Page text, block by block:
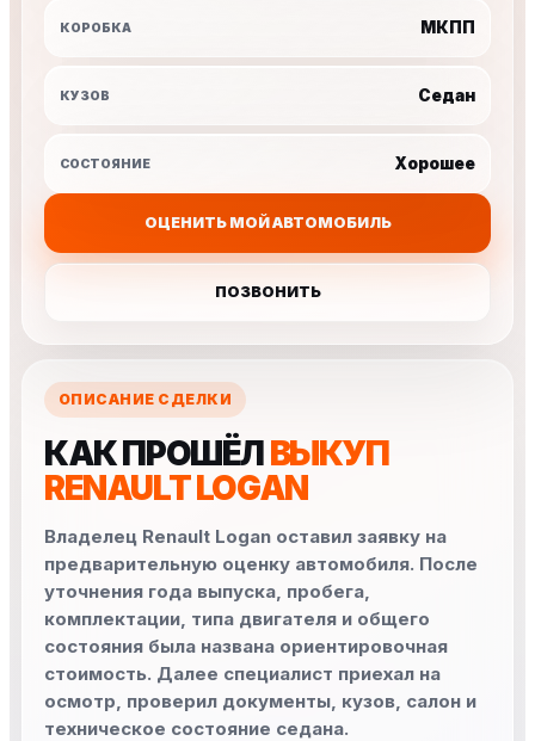
КОРОБКА МКПП
КУЗОВ Седан
СОСТОЯНИЕ Хорошее
ОЦЕНИТЬ МОЙ АВТОМОБИЛЬ
ПОЗВОНИТЬ
ОПИСАНИЕ СДЕЛКИ
КАК ПРОШЁЛВЫКУП
RENAULT LOGAN
Владелец Renault Logan оставил заявку на
предварительную оценку автомобиля. После
уточнения года выпуска, пробега,
комплектации, типа двигателя и общего
состояния была названа ориентировочная
стоимость. Далее специалист приехал на
осмотр, проверил документы, кузов, салон и
техническое состояние седана.